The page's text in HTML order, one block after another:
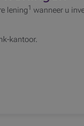
lening1 wanneer u
kantoor.